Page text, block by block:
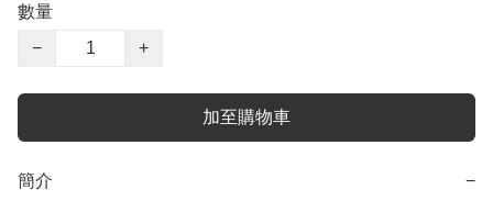
數量
−
+
加至購物車
簡介 −